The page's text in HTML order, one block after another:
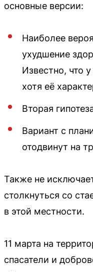
основные версии:
Наиболее
ухудшение
Известно, что
хотя её
Вторая
Вариант с
отодвинут на
Также не
столкнуться со
в этой местности.
11 марта на
спасатели и